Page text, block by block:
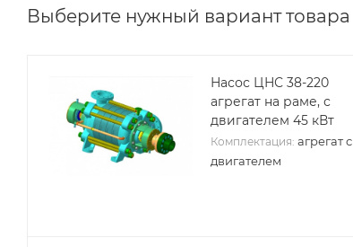
Выберите нужный вариант товара
Насос ЦНС 38-220
агрегат на раме, с
двигателем 45 кВт
Комплектация: агрегат с
двигателем